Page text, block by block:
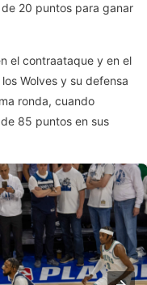
20 puntos para ganar
el contraataque y en el
Wolves y su defensa
ronda, cuando
85 puntos en sus